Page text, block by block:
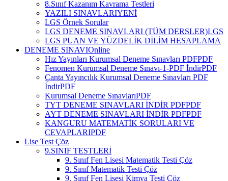
8.Sınıf Kazanım Kavrama Testleri
YAZILI SINAVLARIYENİ
LGS Örnek Sorular
LGS DENEME SINAVLARI (TÜM DERSLER)LGS
LGS PUAN VE YÜZDELİK DİLİM HESAPLAMA
DENEME SINAVIOnline
Hız Yayınları Kurumsal Deneme Sınavları PDFPDF
Fenomen Kurumsal Deneme Sınavı-1-PDF İndirPDF
Çanta Yayıncılık Kurumsal Deneme Sınavları PDF
İndirPDF
Kurumsal Deneme SınavlarıPDF
TYT DENEME SINAVLARI İNDİR PDFPDF
AYT DENEME SINAVLARI İNDİR PDFPDF
KANGURU MATEMATİK SORULARI VE
CEVAPLARIPDF
Lise Test Çöz
9.SINIF TESTLERİ
9. Sınıf Fen Lisesi Matematik Testi Çöz
9. Sınıf Matematik Testi Çöz
9. Sınıf Fen Lisesi Kimya Testi Çöz